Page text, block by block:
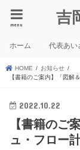
吉
menu
ホーム 代表あい
HOME
お知らせ
【書籍のご案内】「図解
2022.10.22
【書籍のご
ュ・フロー